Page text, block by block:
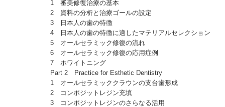
1 審美修復治療の基本
2 資料の分析と治療ゴールの設定
3 日本人の歯の特徴
4 日本人の歯の特徴に適したマテリアルセレクション
5 オールセラミック修復の流れ
6 オールセラミック修復の応用症例
7 ホワイトニング
Part 2 Practice for Esthetic Dentistry
1 オールセラミッククラウンの支台歯形成
2 コンポジットレジン充填
3 コンポジットレジンのさらなる活用